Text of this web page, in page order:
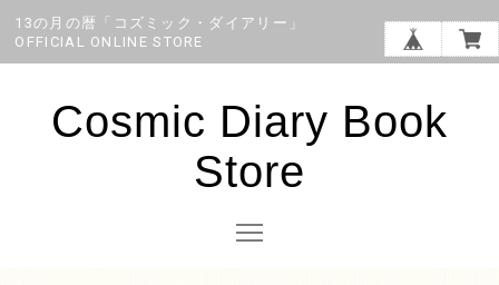
13の月の暦「コズミック・ダイアリー」
OFFICIAL ONLINE STORE
Cosmic Diary Book
Store